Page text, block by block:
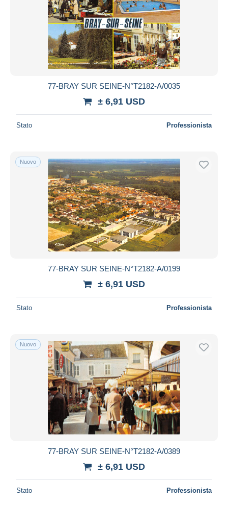
77-BRAY SUR SEINE-N°T2182-A/0035
± 6,91 USD
Stato Professionista
Nuovo
77-BRAY SUR SEINE-N°T2182-A/0199
± 6,91 USD
Stato Professionista
Nuovo
77-BRAY SUR SEINE-N°T2182-A/0389
± 6,91 USD
Stato Professionista